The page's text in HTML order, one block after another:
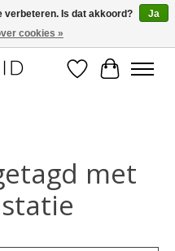
mooie, gezonde huid.
Verlanglijst
met
verbeteren. Is dat akkoord?
Ja
cookies »